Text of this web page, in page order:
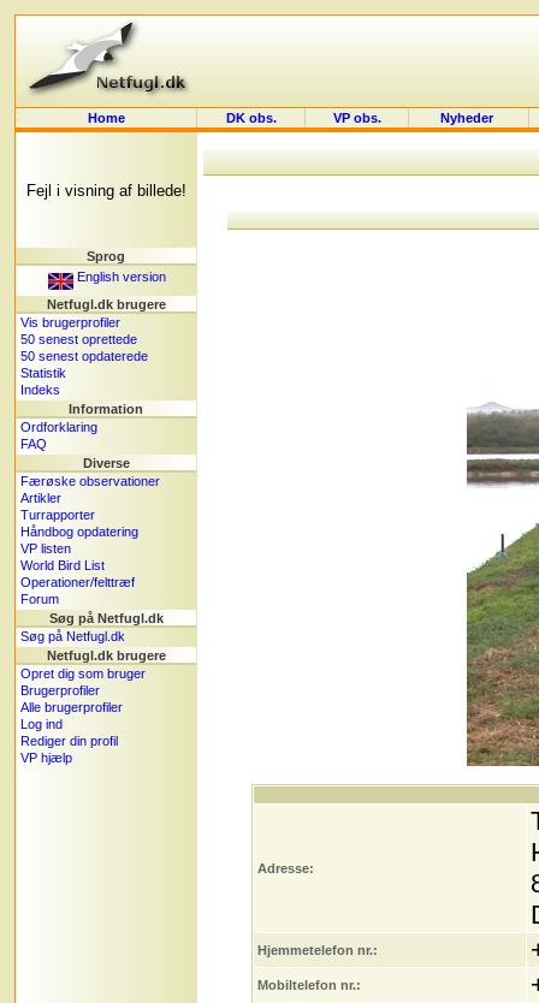
Home DK obs. VP obs. Nyheder
Fejl i visning af billede!
Sprog
English version
Netfugl.dk brugere
Vis brugerprofiler
50 senest oprettede
50 senest opdaterede
Statistik
Indeks
Information
Ordforklaring
FAQ
Diverse
Færøske observationer
Artikler
Turrapporter
Håndbog opdatering
VP listen
World Bird List
Operationer/felttræf
Forum
Søg på Netfugl.dk
Søg på Netfugl.dk
Netfugl.dk brugere
Opret dig som bruger
Brugerprofiler
Alle brugerprofiler
Log ind
Rediger din profil
VP hjælp
Adresse:
Hjemmetelefon nr.:
Mobiltelefon nr.: